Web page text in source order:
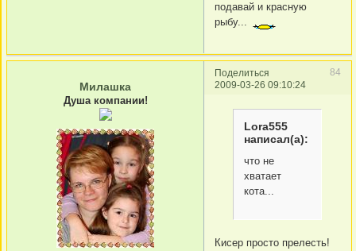
подавай и красную
рыбу...
Поделиться
84
2009-03-26 09:10:24
Милашка
Душа компании!
Lora555
написал(а):
что не
хватает
кота...
Кисер просто прелесть!